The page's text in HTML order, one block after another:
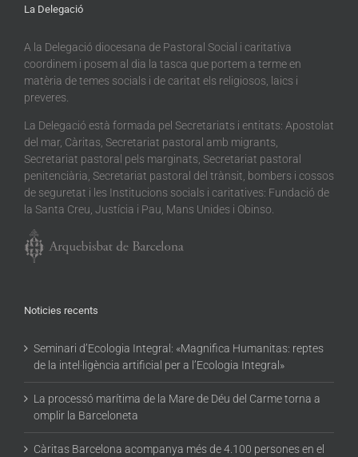
La Delegació
A la Delegació diocesana de Pastoral Social i caritativa
coordinem i posem al dia la tasca que portem a terme en
matèria de temes socials i de caritat els religiosos, laics i
preveres.
La Delegació està formada pel Secretariats i entitats: Apostolat
del mar, Càritas, Secretariat pastoral amb migrants,
Secretariat pastoral pels marginats, Secretariat pastoral
penitenciària, Secretariat pastoral del trànsit, bombers i cossos
de seguretat i les Institucions socials i caritatives: Fundació de
la Santa Creu, Justícia i Pau, Mans Unides i Obinso.
Noticies recents
Seminari d’Ecologia Integral: «Magnifica Humanitas: reptes
de la intel·ligència artificial per a l’Ecologia Integral»
La processó marítima de la Mare de Déu del Carme torna a
omplir la Barceloneta
Càritas Barcelona acompanya més de 4.100 persones en el